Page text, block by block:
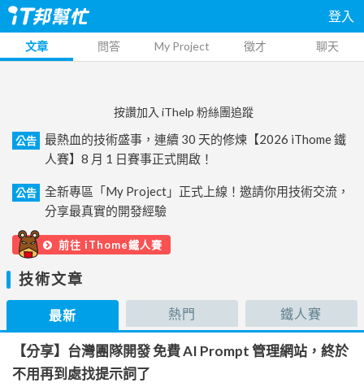
登入
文章 問答 My Project 徵才 聊天
按讚加入 iThelp 粉絲團追蹤
公告
最熱血的技術盛事，連續 30 天的修煉【2026 iThome 鐵
人賽】8 月 1 日賽事正式開啟！
公告
全新專區「My Project」正式上線！邀請你用技術交流，
分享最真實的開發經驗
前往 iThome鐵人賽
技術文章
最新 熱門 鐵人賽
【分享】台灣團隊開發 免費 AI Prompt 管理網站，終於
不用再到處找提示詞了